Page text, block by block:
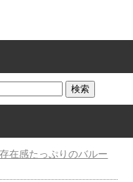
在感たっぷりのバルー